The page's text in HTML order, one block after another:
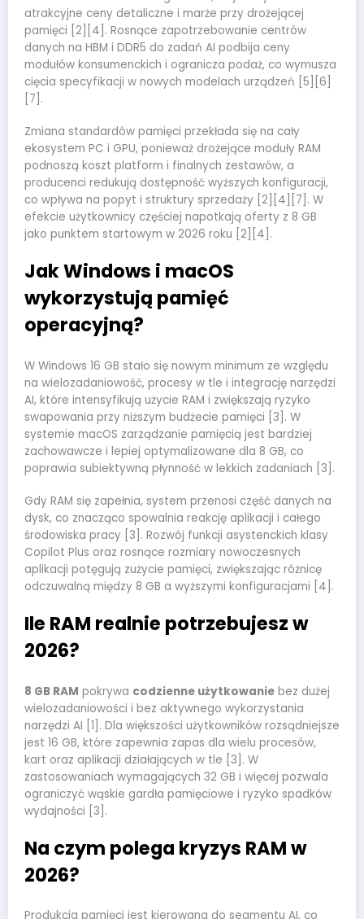
atrakcyjne ceny detaliczne i marże przy drożejącej
pamięci [2][4]. Rosnące zapotrzebowanie centrów
danych na HBM i DDR5 do zadań AI podbija ceny
modułów konsumenckich i ogranicza podaż, co wymusza
cięcia specyfikacji w nowych modelach urządzeń [5][6]
[7].
Zmiana standardów pamięci przekłada się na cały
ekosystem PC i GPU, ponieważ drożejące moduły RAM
podnoszą koszt platform i finalnych zestawów, a
producenci redukują dostępność wyższych konfiguracji,
co wpływa na popyt i struktury sprzedaży [2][4][7]. W
efekcie użytkownicy częściej napotkają oferty z 8 GB
jako punktem startowym w 2026 roku [2][4].
Jak Windows i macOS
wykorzystują pamięć
operacyjną?
W Windows 16 GB stało się nowym minimum ze względu
na wielozadaniowość, procesy w tle i integrację narzędzi
AI, które intensyfikują użycie RAM i zwiększają ryzyko
swapowania przy niższym budżecie pamięci [3]. W
systemie macOS zarządzanie pamięcią jest bardziej
zachowawcze i lepiej optymalizowane dla 8 GB, co
poprawia subiektywną płynność w lekkich zadaniach [3].
Gdy RAM się zapełnia, system przenosi część danych na
dysk, co znacząco spowalnia reakcję aplikacji i całego
środowiska pracy [3]. Rozwój funkcji asystenckich klasy
Copilot Plus oraz rosnące rozmiary nowoczesnych
aplikacji potęgują zużycie pamięci, zwiększając różnicę
odczuwalną między 8 GB a wyższymi konfiguracjami [4].
Ile RAM realnie potrzebujesz w
2026?
8 GB RAM pokrywa codzienne użytkowanie bez dużej
wielozadaniowości i bez aktywnego wykorzystania
narzędzi AI [1]. Dla większości użytkowników rozsądniejsze
jest 16 GB, które zapewnia zapas dla wielu procesów,
kart oraz aplikacji działających w tle [3]. W
zastosowaniach wymagających 32 GB i więcej pozwala
ograniczyć wąskie gardła pamięciowe i ryzyko spadków
wydajności [3].
Na czym polega kryzys RAM w
2026?
Produkcja pamięci jest kierowana do segmentu AI, co